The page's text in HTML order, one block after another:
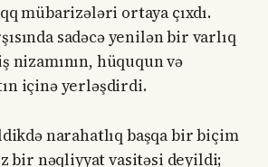
mübarizələri ortaya çıxdı.
sadəcə yenilən bir varlıq
nizamının, hüququn və
içinə yerləşdirdi.
narahatlıq başqa bir biçim
bir nəqliyyat vasitəsi deyildi;